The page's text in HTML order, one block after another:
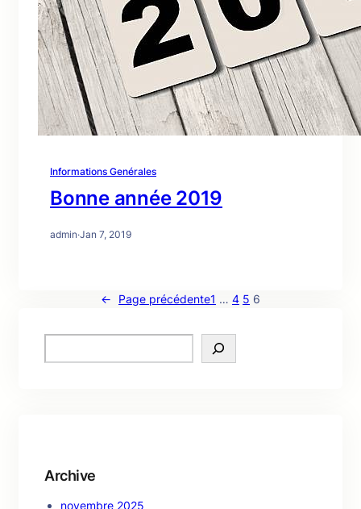
Informations Genérales
Bonne année 2019
admin·Jan 7, 2019
← Page précédente1 … 4 5 6
e
Archive
novembre 2025